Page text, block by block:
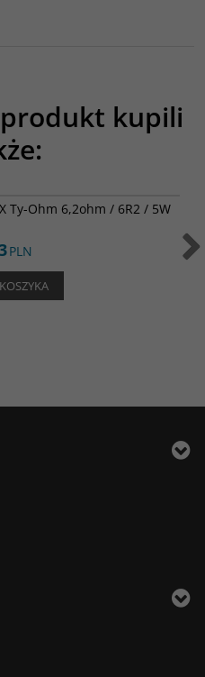
kupili
Ty-Ohm 6,2ohm / 6R2 / 5W
PLN